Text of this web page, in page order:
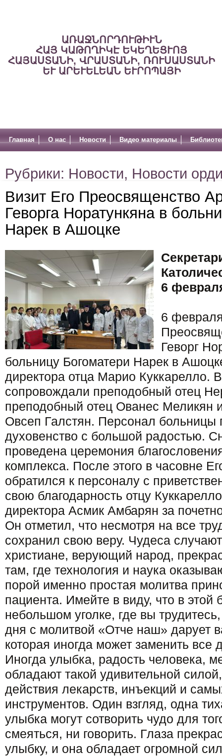
ԱՌԱՋՆՈՐԴՈՒԹԻՒՆ
ՀԱՅ ԿԱԹՈՂԻԿԷ ԵԿԵՂԵՑՒՈՅ
ՀԱՅԱՍՏԱՆԻ, ՎՐԱՍՏԱՆԻ, ՌՈՒՍԱՍՏԱՆԻ
ԵՒ ԱՐԵՒԵԼԵԱՆ ԵՒՐՈՊԱՅԻ
Главная О нас Новости Видео материалы
Рубрики: Новости, Новости
Визит Его Преосвященство
Геворга Норатункяна в
Нарек в ​​Ашоцке
6
6
Геворг
больницу Богоматери Нарек в
директора отца Марио Куккарелло.
сопровождали преподобный отец
преподобный отец Ованес Меликян
Овсеп Галстян. Персонал больницы
духовенство с большой радостью.
проведена церемония
комплекса. После этого в часовне
обратился к персоналу с
свою благодарность отцу
директора Асмик Амбарян за
Он отметил, что несмотря на все
сохранил свою веру. Чудеса
христиане, верующий народ,
там, где технология и наука
порой именно простая молитва
пациента. Имейте в виду, что в этой
небольшом уголке, где вы
дня с молитвой «Отче наш» дарует
которая иногда может заменить все
Иногда улыбка, радость человека,
обладают такой удивительной
действия лекарств, инъекций и
инструментов. Один взгляд, одна
улыбка могут сотворить чудо для
смеяться, ни говорить. Глаза
улыбку, и она обладает огромной